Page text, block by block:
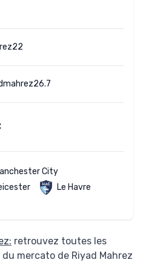
City
Le Havre
retrouvez toutes les
mercato de Riyad Mahrez